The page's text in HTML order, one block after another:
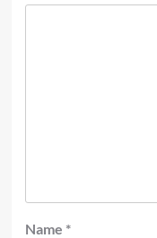
Name *